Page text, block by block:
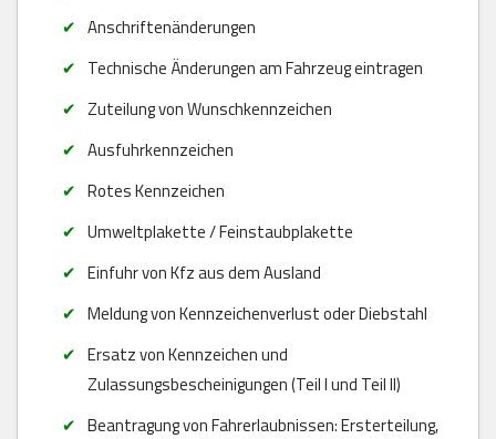
Anschriftenänderungen
Technische Änderungen am Fahrzeug eintragen
Zuteilung von Wunschkennzeichen
Ausfuhrkennzeichen
Rotes Kennzeichen
Umweltplakette / Feinstaubplakette
Einfuhr von Kfz aus dem Ausland
Meldung von Kennzeichenverlust oder Diebstahl
Ersatz von Kennzeichen und
Zulassungsbescheinigungen (Teil I und Teil II)
Beantragung von Fahrerlaubnissen: Ersterteilung,